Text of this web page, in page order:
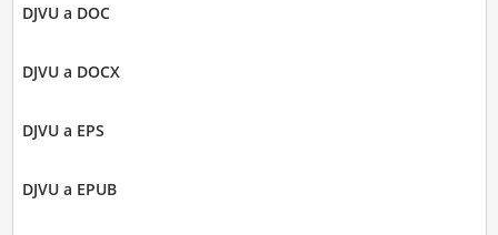
DJVU a DOC
DJVU a DOCX
DJVU a EPS
DJVU a EPUB